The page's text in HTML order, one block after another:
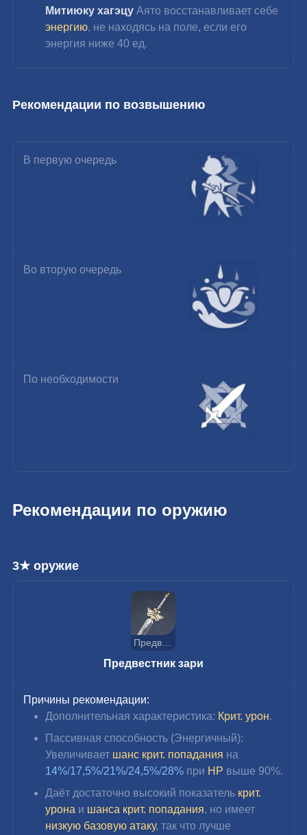
Митиюку хагэцу Аято восстанавливает себе
энергию, не находясь на поле, если его
энергия ниже 40 ед.
Рекомендации по возвышению
В первую очередь
Во вторую очередь
По необходимости
Рекомендации по оружию
3★ оружие
Предвестник зари
Предвестник зари
Причины рекомендации:
Дополнительная характеристика: Крит. урон.
Пассивная способность (Энергичный):
Увеличивает шанс крит. попадания на
14%/17,5%/21%/24,5%/28% при HP выше 90%.
Даёт достаточно высокий показатель крит.
урона и шанса крит. попадания, но имеет
низкую базовую атаку, так что лучше